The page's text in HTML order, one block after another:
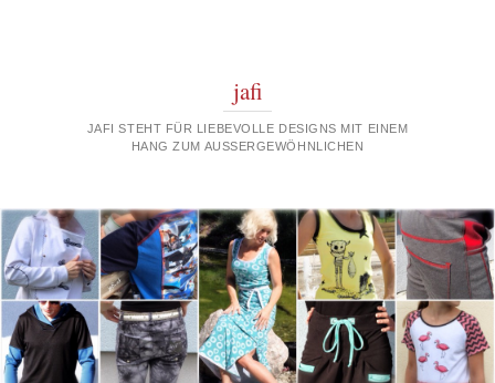
jafi
JAFI STEHT FÜR LIEBEVOLLE DESIGNS MIT EINEM
HANG ZUM AUSSERGEWÖHNLICHEN